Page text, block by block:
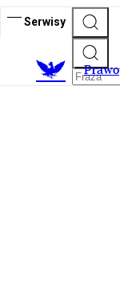
Serwisy
Prawo